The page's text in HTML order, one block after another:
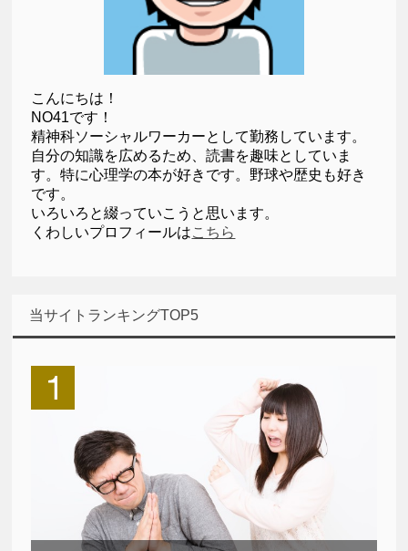
こんにちは！
NO41です！
精神科ソーシャルワーカーとして勤務しています。
自分の知識を広めるため、読書を趣味としていま
す。特に心理学の本が好きです。野球や歴史も好き
です。
いろいろと綴っていこうと思います。
くわしいプロフィールはこちら
当サイトランキングTOP5